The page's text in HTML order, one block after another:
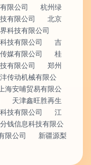
限公司
杭州绿
有限公司
北京
科技有限公司
技有限公司
吉
媒有限公司
桂
有限公司
郑州
传动机械有限公
上海安哺贸易有限公
天津鑫旺胜再生
技有限公司
江
分钱信息科技有限公
限公司
新疆源梨